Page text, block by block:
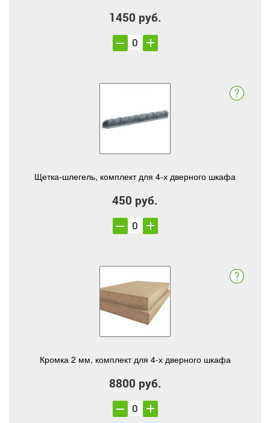
1450 руб.
Щетка-шлегель, комплект для 4-х дверного шкафа
450 руб.
Кромка 2 мм, комплект для 4-х дверного шкафа
8800 руб.